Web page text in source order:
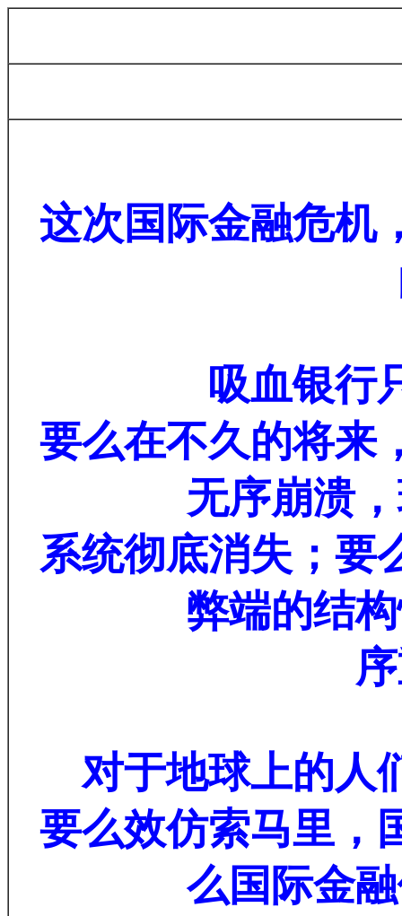
这次国际金融危机
吸血银行
要么在不久的将来
无序崩溃
系统彻底消失；要
弊端的结
对于地球上的人
要么效仿索马里，
么国际金